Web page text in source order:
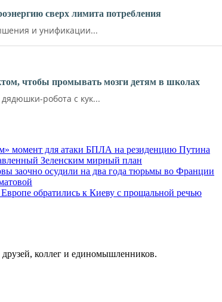
сверх лимита потребления
и унификации...
чтобы промывать мозги детям в школах
робота с кук...
момент для атаки БПЛА на резиденцию Путина
Зеленским мирный план
заочно осудили на два года тюрьмы во Франции
обратились к Киеву с прощальной речью
коллег и единомышленников.